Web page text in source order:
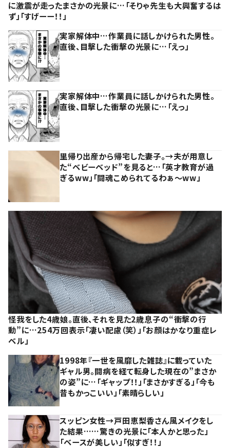
に激震が走ったまさかの光景に…「そりゃ先生も大興奮するは
ず」「すげーー！！」
実家解体中…作業員に話しかけられた男性。
直後、目撃した衝撃の光景に…「えっ」
実家解体中…作業員に話しかけられた男性。
直後、目撃した衝撃の光景に…「えっ」
里帰り出産から帰宅した妻子。→夫が用意し
た“ベビーベッド”を見ると…「英才教育が過
ぎるww」「闘魂こめられてるわぁ～ww」
怪我をした4歳娘。直後、それを見た2歳息子の“衝撃の行
動”に…254万回表示「凄い配慮（笑）」「お顔はかなり重症レ
ベル」
1998年『一世を風靡した雑誌』に載っていた
ギャル男。闘病を経て転身した現在の”まさか
の姿”に…「ギャップ！！」「まさかすぎる」「今も
昔もかっこいい」「素晴らしい」
スッピン女性→戸田恵梨香さん風メイクをし
た結果……驚きの光景に「本人かと思った」
「ベースが美しい」「似すぎ！！」